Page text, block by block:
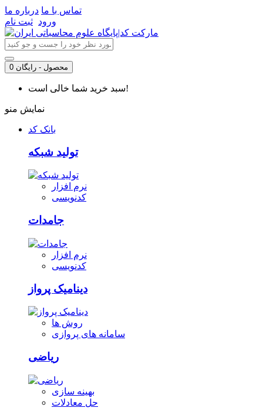
تماس با ما درباره ما
ورود ثبت نام
0 محصول - رایگان
سبد خرید شما خالی است!
نمایش منو
بانک کد
تولید شبکه
نرم افزار
کدنویسی
جامدات
نرم افزار
کدنویسی
دینامیک پرواز
روش ها
سامانه های پروازی
ریاضی
بهینه سازی
حل معادلات